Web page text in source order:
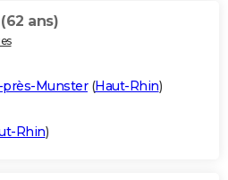
(62 ans)
Munster(Haut-Rhin)
Rhin)